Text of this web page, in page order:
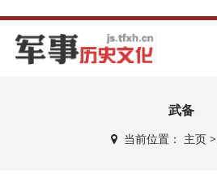
武备
当前位置： 主页>